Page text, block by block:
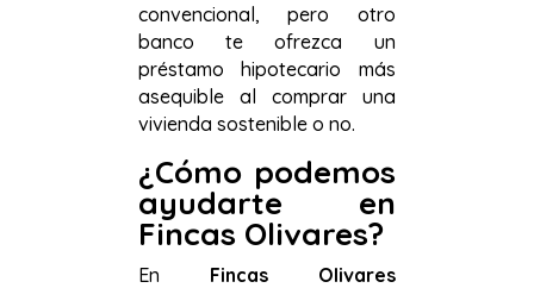
convencional, pero otro
banco te ofrezca un
préstamo hipotecario más
asequible al comprar una
vivienda sostenible o no.
¿Cómo podemos
ayudarte en
Fincas Olivares?
En
Fincas Olivares